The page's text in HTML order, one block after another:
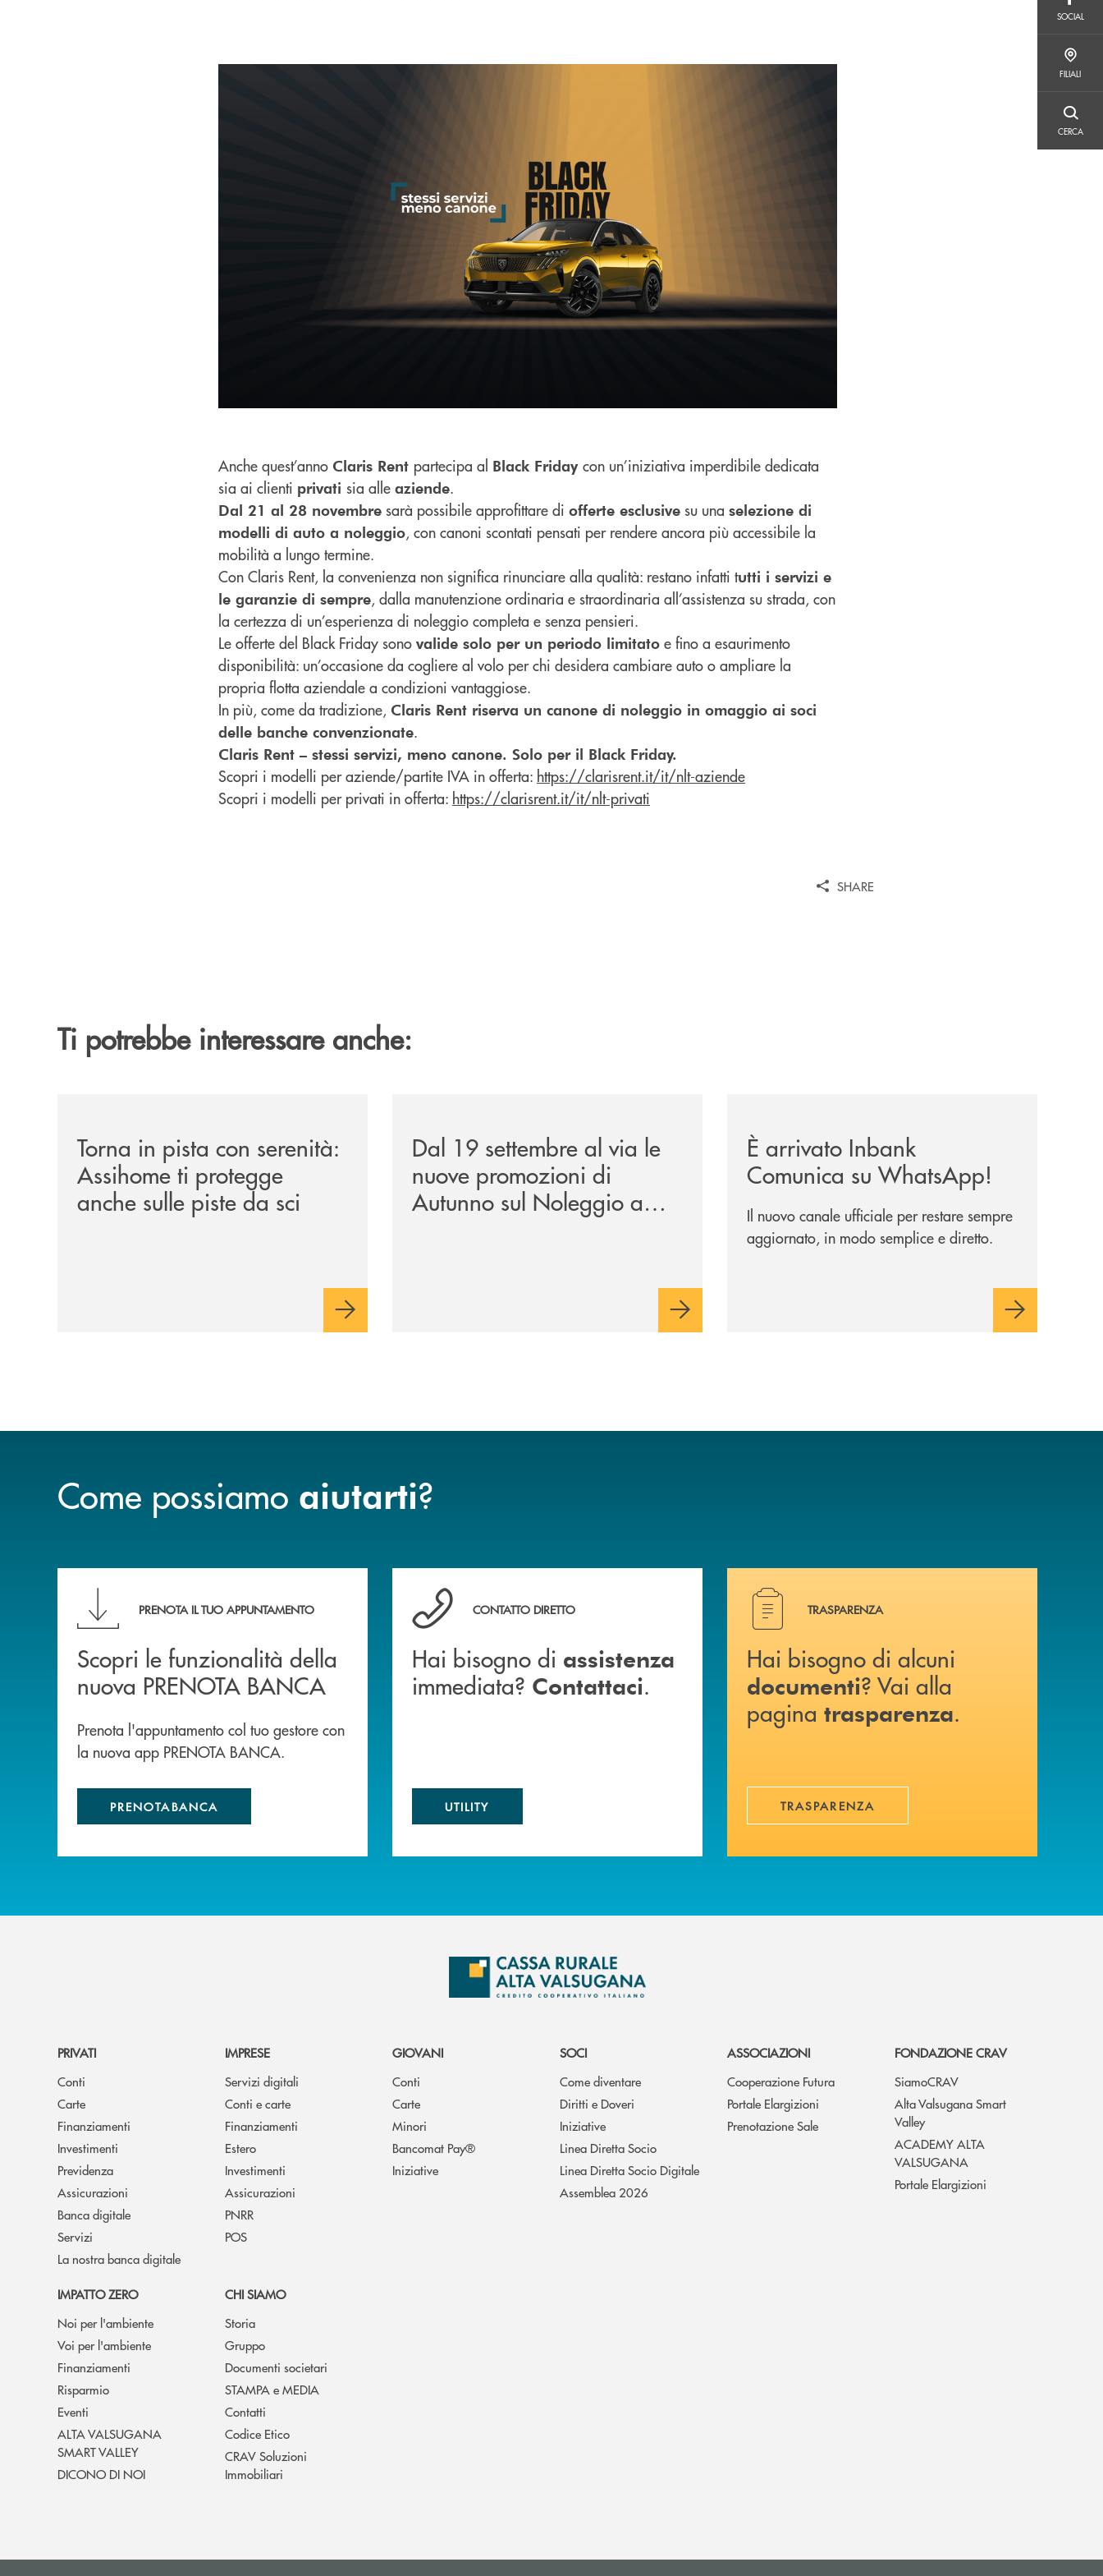
SOCIAL
FILIALI
CERCA
Anche quest’anno Claris Rent partecipa al Black Friday con un’iniziativa imperdibile dedicata
sia ai clienti privati sia alle aziende.
Dal 21 al 28 novembre sarà possibile approfittare di offerte esclusive su una selezione di
modelli di auto a noleggio, con canoni scontati pensati per rendere ancora più accessibile la
mobilità a lungo termine.
Con Claris Rent, la convenienza non significa rinunciare alla qualità: restano infatti tutti i servizi e
le garanzie di sempre, dalla manutenzione ordinaria e straordinaria all’assistenza su strada, con
la certezza di un’esperienza di noleggio completa e senza pensieri.
Le offerte del Black Friday sono valide solo per un periodo limitato e fino a esaurimento
disponibilità: un’occasione da cogliere al volo per chi desidera cambiare auto o ampliare la
propria flotta aziendale a condizioni vantaggiose.
In più, come da tradizione, Claris Rent riserva un canone di noleggio in omaggio ai soci
delle banche convenzionate.
Claris Rent – stessi servizi, meno canone. Solo per il Black Friday.
Scopri i modelli per aziende/partite IVA in offerta: https://clarisrent.it/it/nlt-aziende
Scopri i modelli per privati in offerta: https://clarisrent.it/it/nlt-privati
SHARE
Ti potrebbe interessare anche:
Torna in pista con serenità:
Assihome ti protegge
anche sulle piste da sci
Dal 19 settembre al via le
nuove promozioni di
Autunno sul Noleggio a
È arrivato Inbank
Comunica su WhatsApp!
Il nuovo canale ufficiale per restare sempre
aggiornato, in modo semplice e diretto.
Come possiamo aiutarti?
PRENOTA IL TUO APPUNTAMENTO
Scopri le funzionalità della
nuova PRENOTA BANCA
Prenota l'appuntamento col tuo gestore con
la nuova app PRENOTA BANCA.
PRENOTABANCA
Hai bisogno di assistenza immediata? Contattaci .
CONTATTO DIRETTO
Hai bisogno di assistenza
immediata? Contattaci.
UTILITY
Hai bisogno di alcuni documenti ? Vai alla pagina
TRASPARENZA
Hai bisogno di alcuni
documenti? Vai alla
pagina trasparenza.
TRASPARENZA
PRIVATI
Conti
Carte
Finanziamenti
Investimenti
Previdenza
Assicurazioni
Banca digitale
Servizi
La nostra banca digitale
IMPRESE
Servizi digitali
Conti e carte
Finanziamenti
Estero
Investimenti
Assicurazioni
PNRR
POS
GIOVANI
Conti
Carte
Minori
Bancomat Pay®
Iniziative
SOCI
Come diventare
Diritti e Doveri
Iniziative
Linea Diretta Socio
Linea Diretta Socio Digitale
Assemblea 2026
ASSOCIAZIONI
Cooperazione Futura
Portale Elargizioni
Prenotazione Sale
FONDAZIONE CRAV
SiamoCRAV
Alta Valsugana Smart
Valley
ACADEMY ALTA
VALSUGANA
Portale Elargizioni
IMPATTO ZERO
Noi per l'ambiente
Voi per l'ambiente
Finanziamenti
Risparmio
Eventi
ALTA VALSUGANA
SMART VALLEY
DICONO DI NOI
CHI SIAMO
Storia
Gruppo
Documenti societari
STAMPA e MEDIA
Contatti
Codice Etico
CRAV Soluzioni
Immobiliari